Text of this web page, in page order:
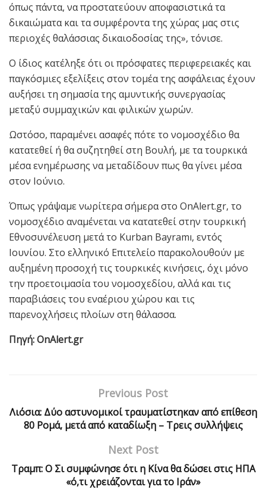
όπως πάντα, να προστατεύουν αποφασιστικά τα
δικαιώματα και τα συμφέροντα της χώρας μας στις
περιοχές θαλάσσιας δικαιοδοσίας της», τόνισε.
Ο ίδιος κατέληξε ότι οι πρόσφατες περιφερειακές και
παγκόσμιες εξελίξεις στον τομέα της ασφάλειας έχουν
αυξήσει τη σημασία της αμυντικής συνεργασίας
μεταξύ συμμαχικών και φιλικών χωρών.
Ωστόσο, παραμένει ασαφές πότε το νομοσχέδιο θα
κατατεθεί ή θα συζητηθεί στη Βουλή, με τα τουρκικά
μέσα ενημέρωσης να μεταδίδουν πως θα γίνει μέσα
στον Ιούνιο.
Όπως γράψαμε νωρίτερα σήμερα στο OnAlert.gr, το
νομοσχέδιο αναμένεται να κατατεθεί στην τουρκική
Εθνοσυνέλευση μετά το Kurban Bayramı, εντός
Ιουνίου. Στο ελληνικό Επιτελείο παρακολουθούν με
αυξημένη προσοχή τις τουρκικές κινήσεις, όχι μόνο
την προετοιμασία του νομοσχεδίου, αλλά και τις
παραβιάσεις του εναέριου χώρου και τις
παρενοχλήσεις πλοίων στη θάλασσα.
Πηγή: OnAlert.gr
Previous Post
Λιόσια: Δύο αστυνομικοί τραυματίστηκαν από επίθεση
80 Ρομά, μετά από καταδίωξη – Τρεις συλλήψεις
Next Post
Τραμπ: Ο Σι συμφώνησε ότι η Κίνα θα δώσει στις ΗΠΑ
«ό,τι χρειάζονται για το Ιράν»